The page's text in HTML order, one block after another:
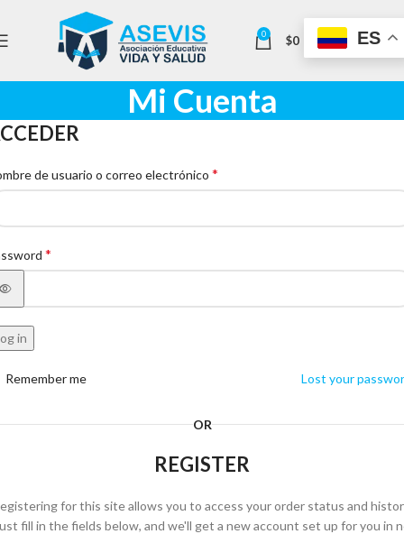
0 $0 ES
Mi Cuenta
de usuario o correo electrónico *
*
in
Lost your
Remember me
OR
REGISTER
for this site allows you to access your order status and
fill in the fields below, and we'll get a new account set up for you in